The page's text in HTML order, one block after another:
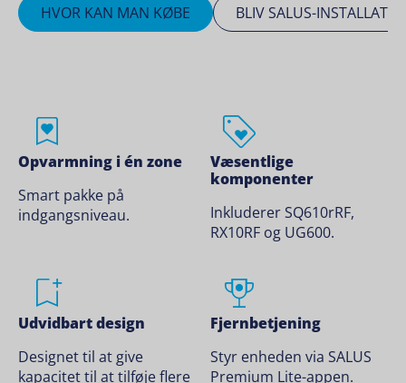
HVOR KAN MAN KØBE BLIV SALUS-
Opvarmning i én zone
Smart pakke på
indgangsniveau.
Væsentlige
komponenter
Inkluderer SQ610rRF,
RX10RF og UG600.
Udvidbart design
Designet til at give
kapacitet til at tilføje flere
Fjernbetjening
Styr enheden via SALUS
Premium Lite-appen.